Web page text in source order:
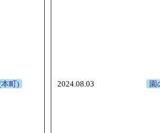
町) 2024.08.03 園